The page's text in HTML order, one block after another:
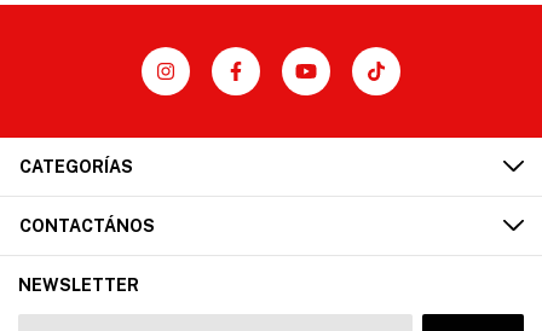
CATEGORÍAS
CONTACTÁNOS
NEWSLETTER